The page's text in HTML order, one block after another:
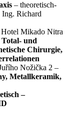
– theoretisch-
Richard
Mikado Nitra
Total- und
Chirurgie,
Nožička 2 –
Metallkeramik,
–